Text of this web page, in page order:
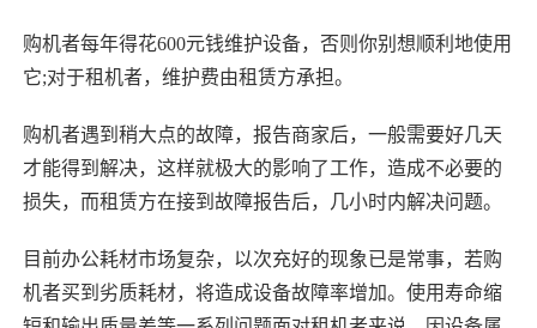
购机者每年得花600元钱维护设备，否则你别想顺利地使用
它;对于租机者，维护费由租赁方承担。
购机者遇到稍大点的故障，报告商家后，一般需要好几天
才能得到解决，这样就极大的影响了工作，造成不必要的
损失，而租赁方在接到故障报告后，几小时内解决问题。
目前办公耗材市场复杂，以次充好的现象已是常事，若购
机者买到劣质耗材，将造成设备故障率增加。使用寿命缩